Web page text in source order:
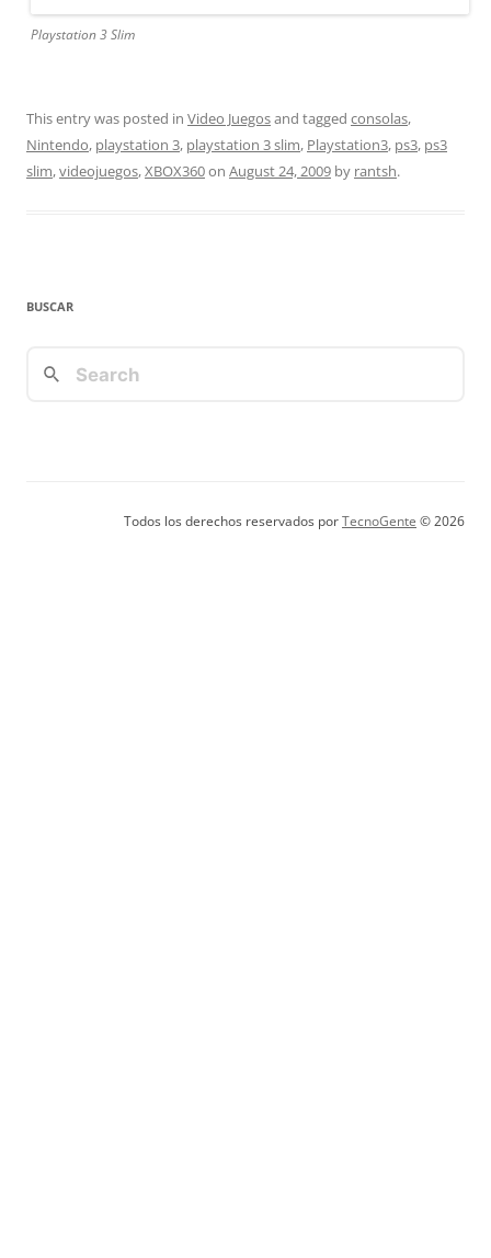
Playstation 3 Slim
This entry was posted in Video Juegosand tagged consolas,
Nintendo, playstation 3, playstation 3 slim, Playstation3, ps3, ps3
slim,videojuegos,XBOX360on August 24, 2009 by rantsh.
BUSCAR
Todos los derechos reservados porTecnoGente © 2026